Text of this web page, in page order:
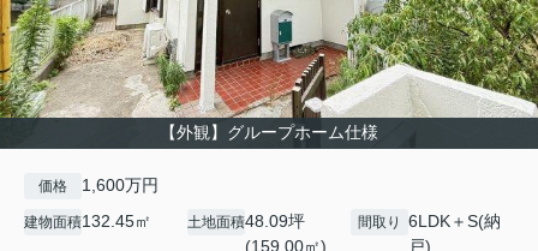
【外観】グループホーム仕様
価格 1,600万円
建物面積132.45㎡ 土地面積48.09坪
(159.00㎡)
間取り
6LDK＋S(納
戸)